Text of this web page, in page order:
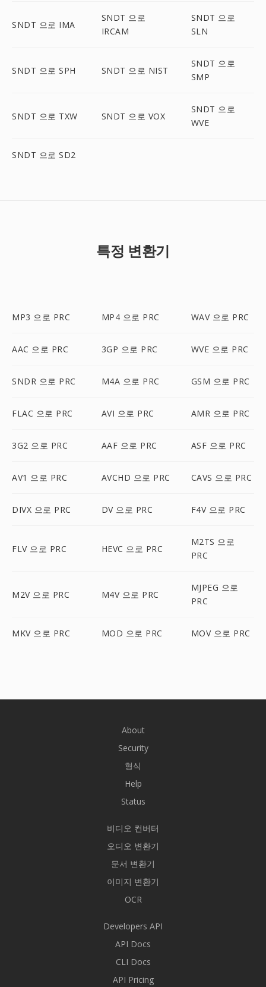
SNDT 으로 IMA
SNDT 으로
IRCAM
SNDT 으로
SLN
SNDT 으로 SPH SNDT 으로 NIST
SNDT 으로
SMP
SNDT 으로 TXW SNDT 으로 VOX
SNDT 으로
WVE
SNDT 으로 SD2
특정 변환기
MP3 으로 PRC MP4 으로 PRC WAV 으로 PRC
AAC 으로 PRC 3GP 으로 PRC WVE 으로 PRC
SNDR 으로 PRC M4A 으로 PRC GSM 으로 PRC
FLAC 으로 PRC AVI 으로 PRC AMR 으로 PRC
3G2 으로 PRC AAF 으로 PRC ASF 으로 PRC
AV1 으로 PRC AVCHD 으로 PRC CAVS 으로 PRC
DIVX 으로 PRC DV 으로 PRC F4V 으로 PRC
FLV 으로 PRC HEVC 으로 PRC
M2TS 으로
PRC
M2V 으로 PRC M4V 으로 PRC
MJPEG 으로
PRC
MKV 으로 PRC MOD 으로 PRC MOV 으로 PRC
About
Security
형식
Help
Status
비디오 컨버터
오디오 변환기
문서 변환기
이미지 변환기
OCR
Developers API
API Docs
CLI Docs
API Pricing